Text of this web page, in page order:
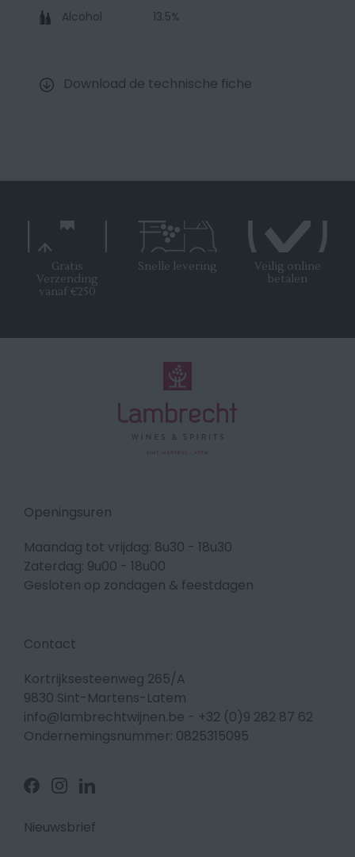
Alcohol
13.5%
Download de technische fiche
Gratis
Verzending
vanaf €250
Snelle levering
Veilig online
betalen
Openingsuren
Maandag tot vrijdag: 8u30 - 18u30
Zaterdag: 9u00 - 18u00
Gesloten op zondagen & feestdagen
Contact
Kortrijksesteenweg 265/A
9830 Sint-Martens-Latem
info@lambrechtwijnen.be - +32 (0)9 282 87 62
Ondernemingsnummer: 0825315095
Volg
ons
Facebook
Volg
ons
Instagram
Volg
ons
Linkedin
Nieuwsbrief